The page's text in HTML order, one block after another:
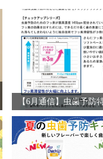
【6月通信】虫歯予防